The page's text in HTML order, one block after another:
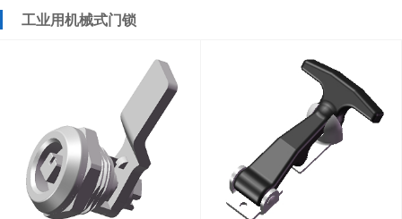
工业用机械式门锁